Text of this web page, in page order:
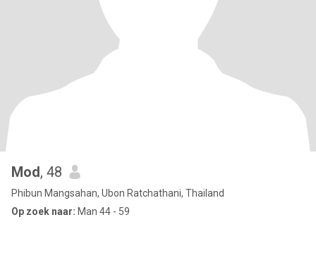
Mod, 48
Phibun Mangsahan, Ubon Ratchathani, Thailand
Op zoek naar: Man 44 - 59